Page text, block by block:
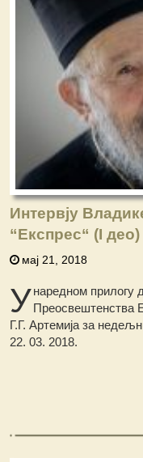
Интервју
“Експрес“ (I део)
мај 21, 2018
Унаредном прилогу
Преосвештенства
Г.Г. Артемија за
22. 03. 2018.